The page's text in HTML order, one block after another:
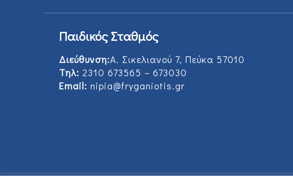
Παιδικός Σταθμός
Διεύθυνση:Α. Σικελιανού 7, Πεύκα 57010
Τηλ: 2310 673565 – 673030
Email: nipia@fryganiotis.gr